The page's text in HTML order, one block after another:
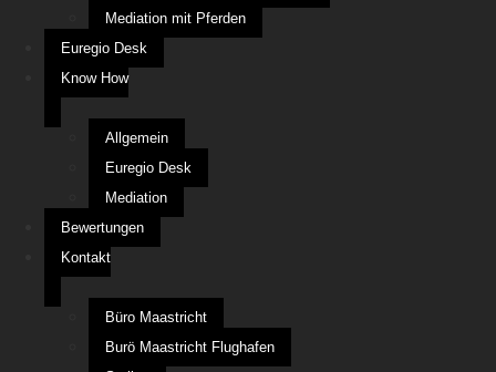
Mediation mit Pferden
Euregio Desk
Know How
Allgemein
Euregio Desk
Mediation
Bewertungen
Kontakt
Büro Maastricht
Burö Maastricht Flughafen